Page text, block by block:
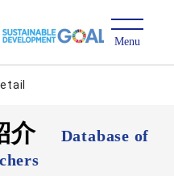
介
Database of